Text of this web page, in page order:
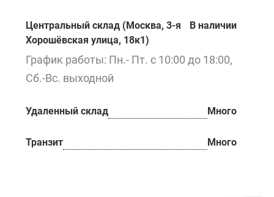
Центральный склад (Москва, 3-я
Хорошёвская улица, 18к1)
В наличии
График работы: Пн.- Пт. с 10:00 до 18:00,
Сб.-Вс. выходной
Удаленный склад Много
Транзит Много